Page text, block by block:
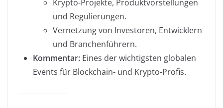
Krypto-Projekte, Produktvorstellungen
und Regulierungen.
Vernetzung von Investoren, Entwicklern
und Branchenführern.
Kommentar: Eines der wichtigsten globalen
Events für Blockchain- und Krypto-Profis.